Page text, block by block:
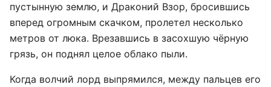
пустынную землю, и Драконий Взор, бросившись
вперед огромным скачком, пролетел несколько
метров от люка. Врезавшись в засохшую чёрную
грязь, он поднял целое облако пыли.
Когда волчий лорд выпрямился, между пальцев его